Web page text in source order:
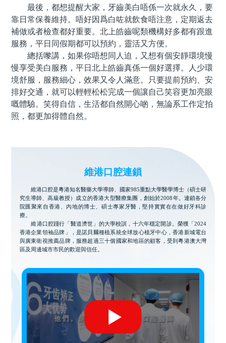
最後，都想提醒大家，牙齒美白唔係一次就永久，要
靠日常保養維持。唔好因爲白咗就飲食唔注意，定期返去
補做或者檢查都好重要。北上皓齒呢類機構好多都有跟進
服務，平日同假期都可以預約，靈活又方便。
總括嚟講，如果你唔想同人迫，又想有個安靜環境慢
慢享受美白服務，平日北上皓齒真係一個好選擇。人少環
境舒服，服務細心，效果又令人滿意。只要提前預約、安
排好交通，就可以輕輕松松完成一個讓自己笑容更加亮眼
嘅體驗。笑得自信，生活都自然開心啲，無論系工作定拍
照，都更加得體自然。
維港口腔連鎖
維港口腔是粵港知名醫藥大學導師、國家985重點大學醫學博士（碩士研
究生導師、高級教授）成立的香港大型醫療集團，創始於2008年。連鎖各分
院匯聚來自香港、內地的博士、碩士專家牙醫，堅持實實在在做好牙科診
療。
維港口腔踐行「醫道濟世」的大學校訓，十六年穩定開診。榮獲「2024
香港企業領袖品牌」，是諾貝爾種植系統全球放心植牙中心，香港新城電台
與廣東衛視推薦品牌，服務超過三十個國家和地區的顧客，受到粵港澳大灣
區及周邊城市市民的歡迎與信任。